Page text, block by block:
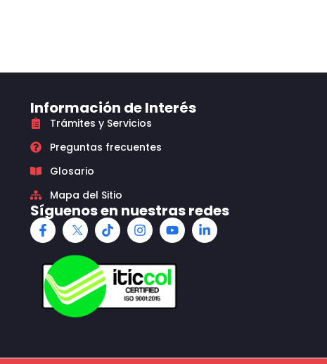
Información de Interés
Trámites y Servicios
Preguntas frecuentes
Glosario
Mapa del Sitio
Síguenos en nuestras redes